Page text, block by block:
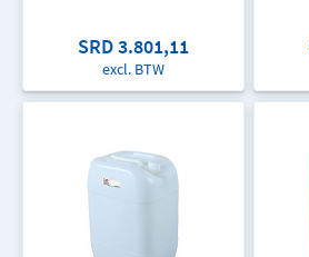
SRD 3.801,11
excl. BTW